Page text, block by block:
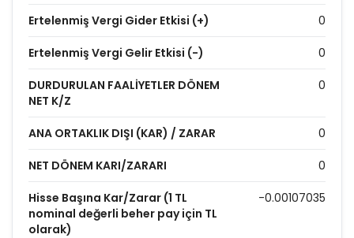
Ertelenmiş Vergi Gider Etkisi (+) 0
Ertelenmiş Vergi Gelir Etkisi (-) 0
DURDURULAN FAALİYETLER DÖNEM
NET K/Z
0
ANA ORTAKLIK DIŞI (KAR) / ZARAR 0
NET DÖNEM KARI/ZARARI 0
Hisse Başına Kar/Zarar (1 TL
nominal değerli beher pay için TL
olarak)
-0.00107035